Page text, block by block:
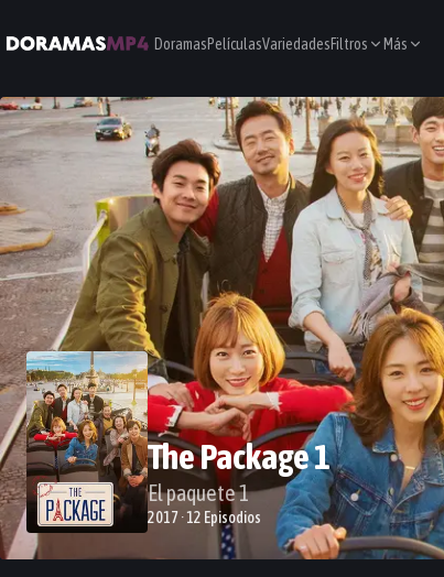
DoramasPelículasVariedadesFiltros Más
The Package 1
El paquete 1
2017 · 12 Episodios